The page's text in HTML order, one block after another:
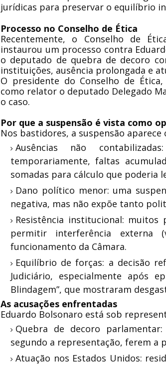
jurídicas para preservar o equilíbrio
Processo no Conselho de Ética
Recentemente, o Conselho de
instaurou um processo contra
o deputado de quebra de decoro
instituições, ausência prolongada e
O presidente do Conselho de Ética,
como relator o deputado Delegado
o caso.
Por que a suspensão é vista como
Nos bastidores, a suspensão
Ausências não
temporariamente, faltas
somadas para cálculo que poderia
Dano político menor: uma
negativa, mas não expõe tanto
Resistência institucional: muitos
permitir interferência externa
funcionamento da Câmara.
Equilíbrio de forças: a decisão
Judiciário, especialmente após
Blindagem”, que mostraram
As acusações enfrentadas
Eduardo Bolsonaro está sob
Quebra de decoro
segundo a representação, ferem a
Atuação nos Estados Unidos: